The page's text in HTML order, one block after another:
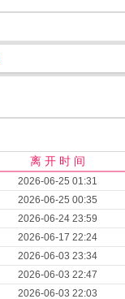
离 开 时 间
2026-06-25 01:31
2026-06-25 00:35
2026-06-24 23:59
2026-06-17 22:24
2026-06-03 23:34
2026-06-03 22:47
2026-06-03 22:03